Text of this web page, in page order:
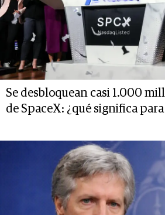
Se desbloquean casi 1.000
de SpaceX: ¿qué significa